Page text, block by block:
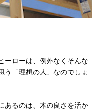
ーローは、例外なくそんな
う「理想の人」なのでしょ
あるのは、木の良さを活か